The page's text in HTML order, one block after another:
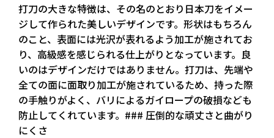
打刀の大きな特徴は、その名のとおり日本刀をイメー
ジして作られた美しいデザインです。形状はもちろん
のこと、表面には光沢が表れるよう加工が施されてお
り、高級感を感じられる仕上がりとなっています。良
いのはデザインだけではありません。打刀は、先端や
全ての面に面取り加工が施されているため、持った際
の手触りがよく、バリによるガイロープの破損なども
防止してくれています。### 圧倒的な頑丈さと曲がり
にくさ